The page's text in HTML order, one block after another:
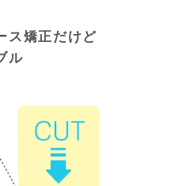
ス矯正だけど
ル